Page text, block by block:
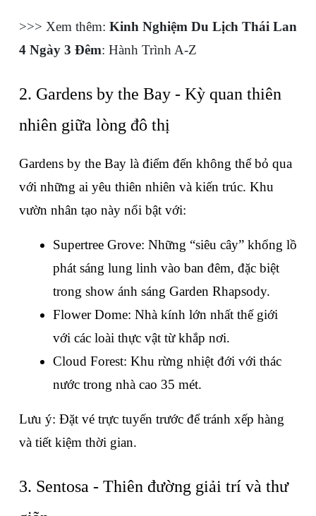
>>> Xem thêm: Kinh Nghiệm Du Lịch Thái Lan
4 Ngày 3 Đêm: Hành Trình A-Z
2. Gardens by the Bay - Kỳ quan thiên
nhiên giữa lòng đô thị
Gardens by the Bay là điểm đến không thể bỏ qua
với những ai yêu thiên nhiên và kiến trúc. Khu
vườn nhân tạo này nổi bật với:
Supertree Grove: Những “siêu cây” khổng lồ
phát sáng lung linh vào ban đêm, đặc biệt
trong show ánh sáng Garden Rhapsody.
Flower Dome: Nhà kính lớn nhất thế giới
với các loài thực vật từ khắp nơi.
Cloud Forest: Khu rừng nhiệt đới với thác
nước trong nhà cao 35 mét.
Lưu ý: Đặt vé trực tuyến trước để tránh xếp hàng
và tiết kiệm thời gian.
3. Sentosa - Thiên đường giải trí và thư